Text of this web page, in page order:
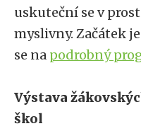
uskuteční se v
myslivny. Začátek
se na podrobný
Výstava
škol